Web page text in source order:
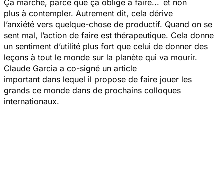
Ça marche, parce que ça oblige à faire... et non
plus à contempler. Autrement dit, cela dérive
l’anxiété vers quelque-chose de productif. Quand on se
sent mal, l’action de faire est thérapeutique. Cela donne
un sentiment d’utilité plus fort que celui de donner des
leçons à tout le monde sur la planète qui va mourir.
Claude Garcia a co-signé un article
important dans lequel il propose de faire jouer les
grands ce monde dans de prochains colloques
internationaux.